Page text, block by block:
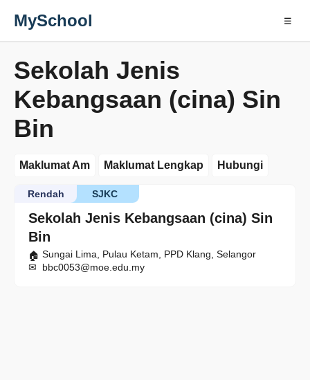
MySchool ☰
Sekolah Jenis
Kebangsaan (cina) Sin
Bin
Maklumat Am Maklumat Lengkap Hubungi
Sekolah Jenis Kebangsaan (cina) Sin
Bin
SJKC
Rendah
Sungai Lima, Pulau Ketam, PPD Klang, Selangor
bbc0053@moe.edu.my